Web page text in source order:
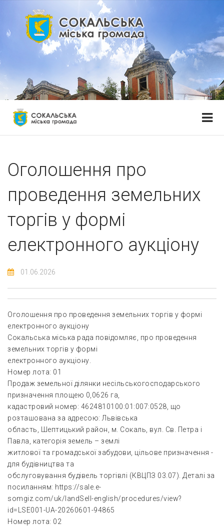
Оголошення про
проведення земельних
торгів у формі
електронного аукціону
01.06.2026
Оголошення про проведення земельних торгів у формі
електронного аукціону
Сокальська міська рада повідомляє, про проведення
земельних торгів у формі
електронного аукціону.
Номер лота: 01
Продаж земельної ділянки несільськогосподарського
призначення площею 0,0626 га,
кадастровий номер: 4624810100:01:007:0528, що
розташована за адресою: Львівська
область, Шептицький район, м. Сокаль, вул. Св. Петра і
Павла, категорія земель – землі
житлової та громадської забудови, цільове призначення -
для будівництва та
обслуговування будівель торгівлі (КВЦПЗ 03.07). Деталі за
посиланням: https://sale.e-
somgiz.com/uk/landSell-english/procedures/view?
id=LSE001-UA-20260601-94865
Номер лота: 02